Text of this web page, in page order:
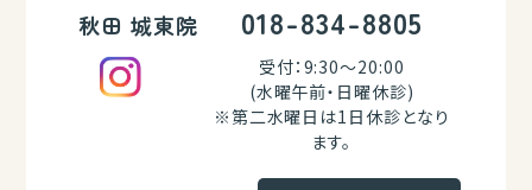
秋田 城東院 018-834-8805
受付：9:30～20:00
(水曜午前・日曜休診)
※第二水曜日は1日休診となり
ます。